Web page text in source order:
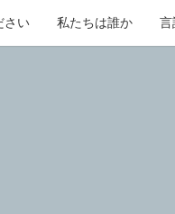
さい 私たちは誰か 言